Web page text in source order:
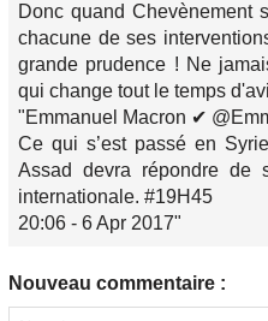
Donc quand Chevènement
chacune de ses
grande prudence ! Ne
qui change tout le temps
"Emmanuel Macron ✔
Ce qui s’est passé en
Assad devra répondre de
internationale. #19H45
20:06 - 6 Apr 2017"
Nouveau commentaire :